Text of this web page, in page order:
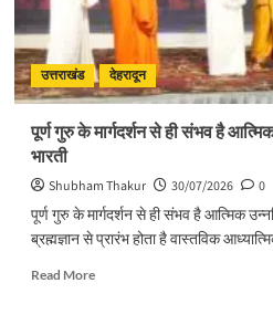
होगा
प्रभावी
अभियान
:
मुख्यमंत्री
उत्तराखंड देहरादून
पूर्ण गुरु के मार्गदर्शन से ही संभव है
भारती
Shubham Thakur 30/07/2026
0
पूर्ण गुरु के मार्गदर्शन से ही संभव है आत्मिक
ब्रह्मज्ञान से प्रारंभ होता है वास्तविक
Read MoreRead